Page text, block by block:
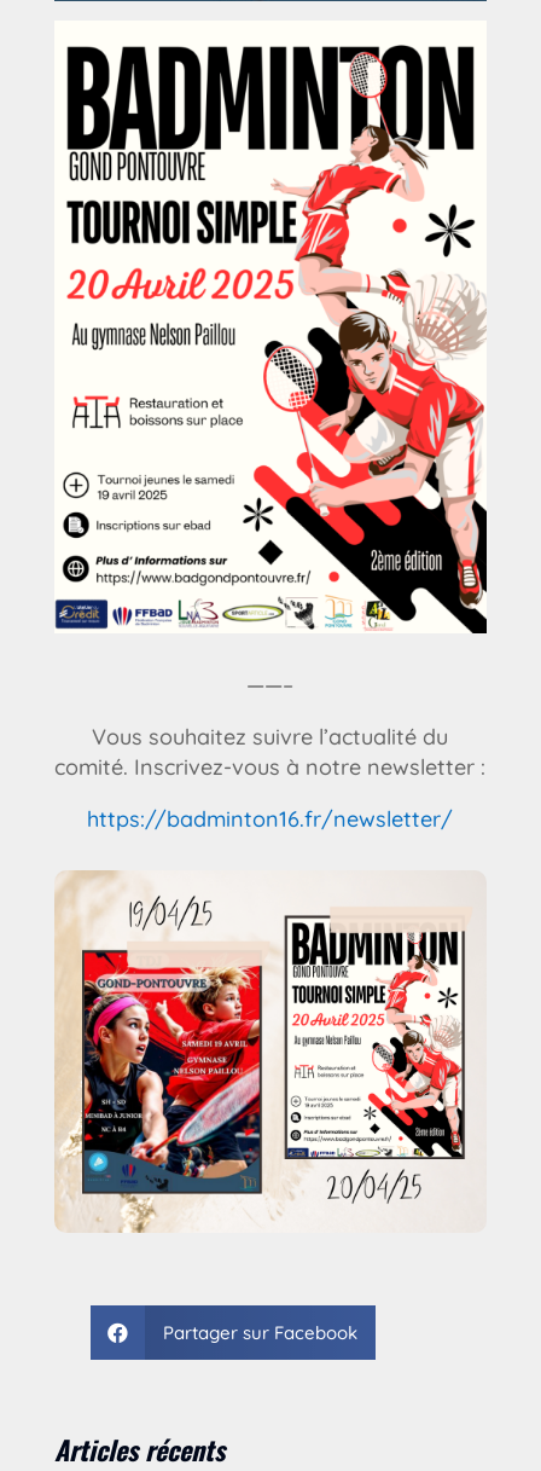
——–
Vous souhaitez suivre l’actualité du
comité. Inscrivez-vous à notre newsletter :
https://badminton16.fr/newsletter/
 Partager sur Facebook
Articles récents